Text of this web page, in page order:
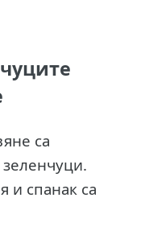
са
и спанак са